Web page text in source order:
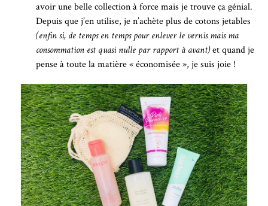
avoir une belle collection à force mais je trouve ça génial.
Depuis que j’en utilise, je n’achète plus de cotons jetables
(enfin si, de temps en temps pour enlever le vernis mais ma
consommation est quasi nulle par rapport à avant)et quand je
pense à toute la matière « économisée », je suis joie !